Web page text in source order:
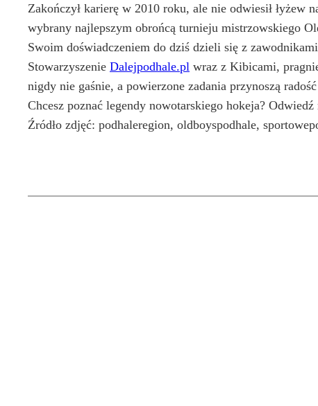
Zakończył karierę w 2010 roku, ale nie odwiesił łyżew
wybrany najlepszym obrońcą turnieju mistrzowskiego
Swoim doświadczeniem do dziś dzieli się z
Stowarzyszenie Dalejpodhale.pl wraz z Kibicami,
nigdy nie gaśnie, a powierzone zadania przynoszą
Chcesz poznać legendy nowotarskiego hokeja? Odwiedź
Źródło zdjęć: podhaleregion, oldboyspodhale,